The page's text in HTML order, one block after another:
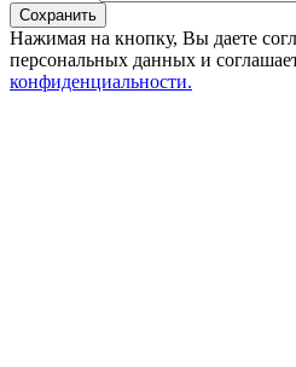
Сохранить
Нажимая на кнопку, Вы даете
персональных данных и
конфиденциальности.